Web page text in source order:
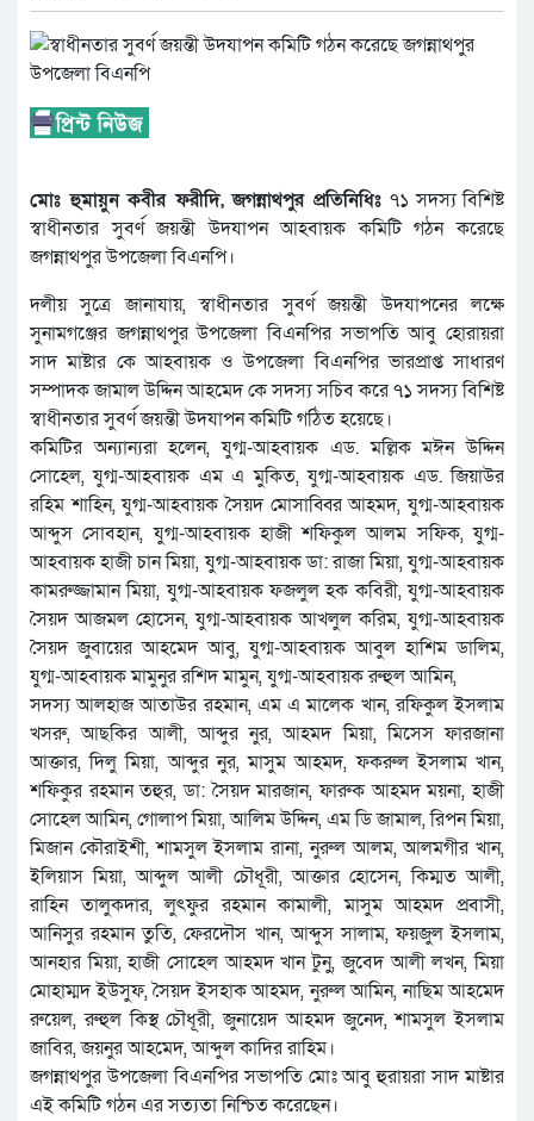
মোঃ হুমায়ুন কবীর ফরীদি, জগন্নাথপুর প্রতিনিধিঃ ৭১ সদস্য বিশিষ্ট
স্বাধীনতার সুবর্ণ জয়ন্তী উদযাপন আহবায়ক কমিটি গঠন করেছে
জগন্নাথপুর উপজেলা বিএনপি।
দলীয় সুত্রে জানাযায়, স্বাধীনতার সুবর্ণ জয়ন্তী উদযাপনের লক্ষে
সুনামগঞ্জের জগন্নাথপুর উপজেলা বিএনপির সভাপতি আবু হোরায়রা
সাদ মাষ্টার কে আহবায়ক ও উপজেলা বিএনপির ভারপ্রাপ্ত সাধারণ
সম্পাদক জামাল উদ্দিন আহমেদ কে সদস্য সচিব করে ৭১ সদস্য বিশিষ্ট
স্বাধীনতার সুবর্ণ জয়ন্তী উদযাপন কমিটি গঠিত হয়েছে।
কমিটির অন্যান্যরা হলেন, যুগ্ম-আহবায়ক এড. মল্লিক মঈন উদ্দিন
সোহেল, যুগ্ম-আহবায়ক এম এ মুকিত, যুগ্ম-আহবায়ক এড. জিয়াউর
রহিম শাহিন, যুগ্ম-আহবায়ক সৈয়দ মোসাব্বির আহমদ, যুগ্ম-আহবায়ক
আব্দুস সোবহান, যুগ্ম-আহবায়ক হাজী শফিকুল আলম সফিক, যুগ্ম-
আহবায়ক হাজী চান মিয়া, যুগ্ম-আহবায়ক ডা: রাজা মিয়া, যুগ্ম-আহবায়ক
কামরুজ্জামান মিয়া, যুগ্ম-আহবায়ক ফজলুল হক কবিরী, যুগ্ম-আহবায়ক
সৈয়দ আজমল হোসেন, যুগ্ম-আহবায়ক আখলুল করিম, যুগ্ম-আহবায়ক
সৈয়দ জুবায়ের আহমেদ আবু, যুগ্ম-আহবায়ক আবুল হাশিম ডালিম,
যুগ্ম-আহবায়ক মামুনুর রশিদ মামুন, যুগ্ম-আহবায়ক রুহুল আমিন,
সদস্য আলহাজ আতাউর রহমান, এম এ মালেক খান, রফিকুল ইসলাম
খসরু, আছকির আলী, আব্দুর নুর, আহমদ মিয়া, মিসেস ফারজানা
আক্তার, দিলু মিয়া, আব্দুর নুর, মাসুম আহমদ, ফকরুল ইসলাম খান,
শফিকুর রহমান তহুর, ডা: সৈয়দ মারজান, ফারুক আহমদ ময়না, হাজী
সোহেল আমিন, গোলাপ মিয়া, আলিম উদ্দিন, এম ডি জামাল, রিপন মিয়া,
মিজান কৌরাইশী, শামসুল ইসলাম রানা, নুরুল আলম, আলমগীর খান,
ইলিয়াস মিয়া, আব্দুল আলী চৌধূরী, আক্তার হোসেন, কিম্মত আলী,
রাহিন তালুকদার, লুৎফুর রহমান কামালী, মাসুম আহমদ প্রবাসী,
আনিসুর রহমান তুতি, ফেরদৌস খান, আব্দুস সালাম, ফয়জুল ইসলাম,
আনহার মিয়া, হাজী সোহেল আহমদ খান টুনু, জুবেদ আলী লখন, মিয়া
মোহাম্মদ ইউসুফ, সৈয়দ ইসহাক আহমদ, নুরুল আমিন, নাছিম আহমেদ
রুয়েল, রুহুল কিস্থ চৌধূরী, জুনায়েদ আহমদ জুনেদ, শামসুল ইসলাম
জাবির, জয়নুর আহমেদ, আব্দুল কাদির রাহিম।
জগন্নাথপুর উপজেলা বিএনপির সভাপতি মোঃ আবু হুরায়রা সাদ মাষ্টার
এই কমিটি গঠন এর সত্যতা নিশ্চিত করেছেন।